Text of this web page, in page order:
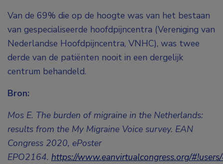
Van de 69% die op de hoogte was van het bestaan
van gespecialiseerde hoofdpijncentra (Vereniging van
Nederlandse Hoofdpijncentra, VNHC), was twee
derde van de patiënten nooit in een dergelijk
centrum behandeld.
Bron:
Mos E. The burden of migraine in the Netherlands:
results from the My Migraine Voice survey. EAN
Congress 2020, ePoster
EPO2164. https://www.eanvirtualcongress.org/